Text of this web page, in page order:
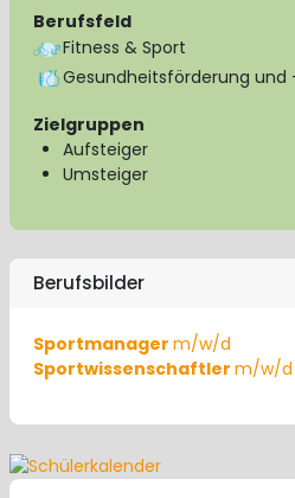
Berufsfeld
Fitness & Sport
Gesundheitsförderung
Zielgruppen
Aufsteiger
Umsteiger
Berufsbilder
Sportmanager m/w/d
Sportwissenschaftler m/w/d